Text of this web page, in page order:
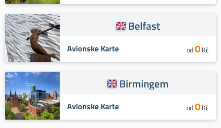
Belfast
Avionske Karte od0Kč
Birmingem
Avionske Karte od0Kč